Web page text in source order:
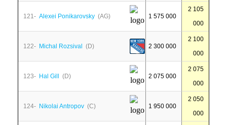
121- Alexei Ponikarovsky (AG) 1 575 000
2 105
000
122- Michal Rozsival (D) 2 300 000
2 100
000
123- Hal Gill (D) 2 075 000
2 075
000
124- Nikolai Antropov (C) 1 950 000
2 050
000